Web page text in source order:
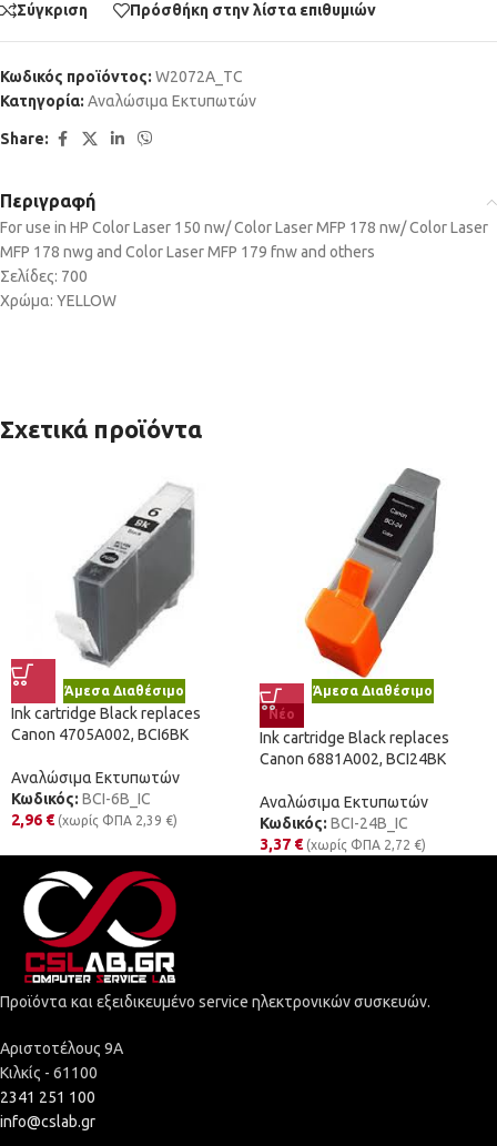
Σύγκριση Πρόσθήκη στην λίστα επιθυμιών
Κωδικός προϊόντος: W2072A_TC
Κατηγορία: Αναλώσιμα Εκτυπωτών
Share:
Περιγραφή
For use in HP Color Laser 150 nw/ Color Laser MFP 178 nw/ Color Laser
MFP 178 nwg and Color Laser MFP 179 fnw and others
Σελίδες: 700
Χρώμα: YELLOW
Σχετικά προϊόντα
Άμεσα Διαθέσιμο
Ink cartridge Black replaces
Canon 4705A002, BCI6BK
Αναλώσιμα Εκτυπωτών
Κωδικός: BCI-6B_IC
2,96 € (χωρίς ΦΠΑ 2,39 €)
Άμεσα Διαθέσιμο
Νέο
Ink cartridge Black replaces
Canon 6881A002, BCI24BK
Αναλώσιμα Εκτυπωτών
Κωδικός: BCI-24B_IC
3,37 € (χωρίς ΦΠΑ 2,72 €)
Προϊόντα και εξειδικευμένο service ηλεκτρονικών συσκευών.
Αριστοτέλους 9Α
Κιλκίς - 61100
2341 251 100
info@cslab.gr